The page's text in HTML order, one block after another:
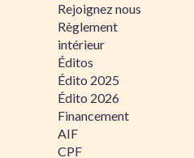
Rejoignez nous
Règlement
intérieur
Éditos
Édito 2025
Édito 2026
Financement
AIF
CPF